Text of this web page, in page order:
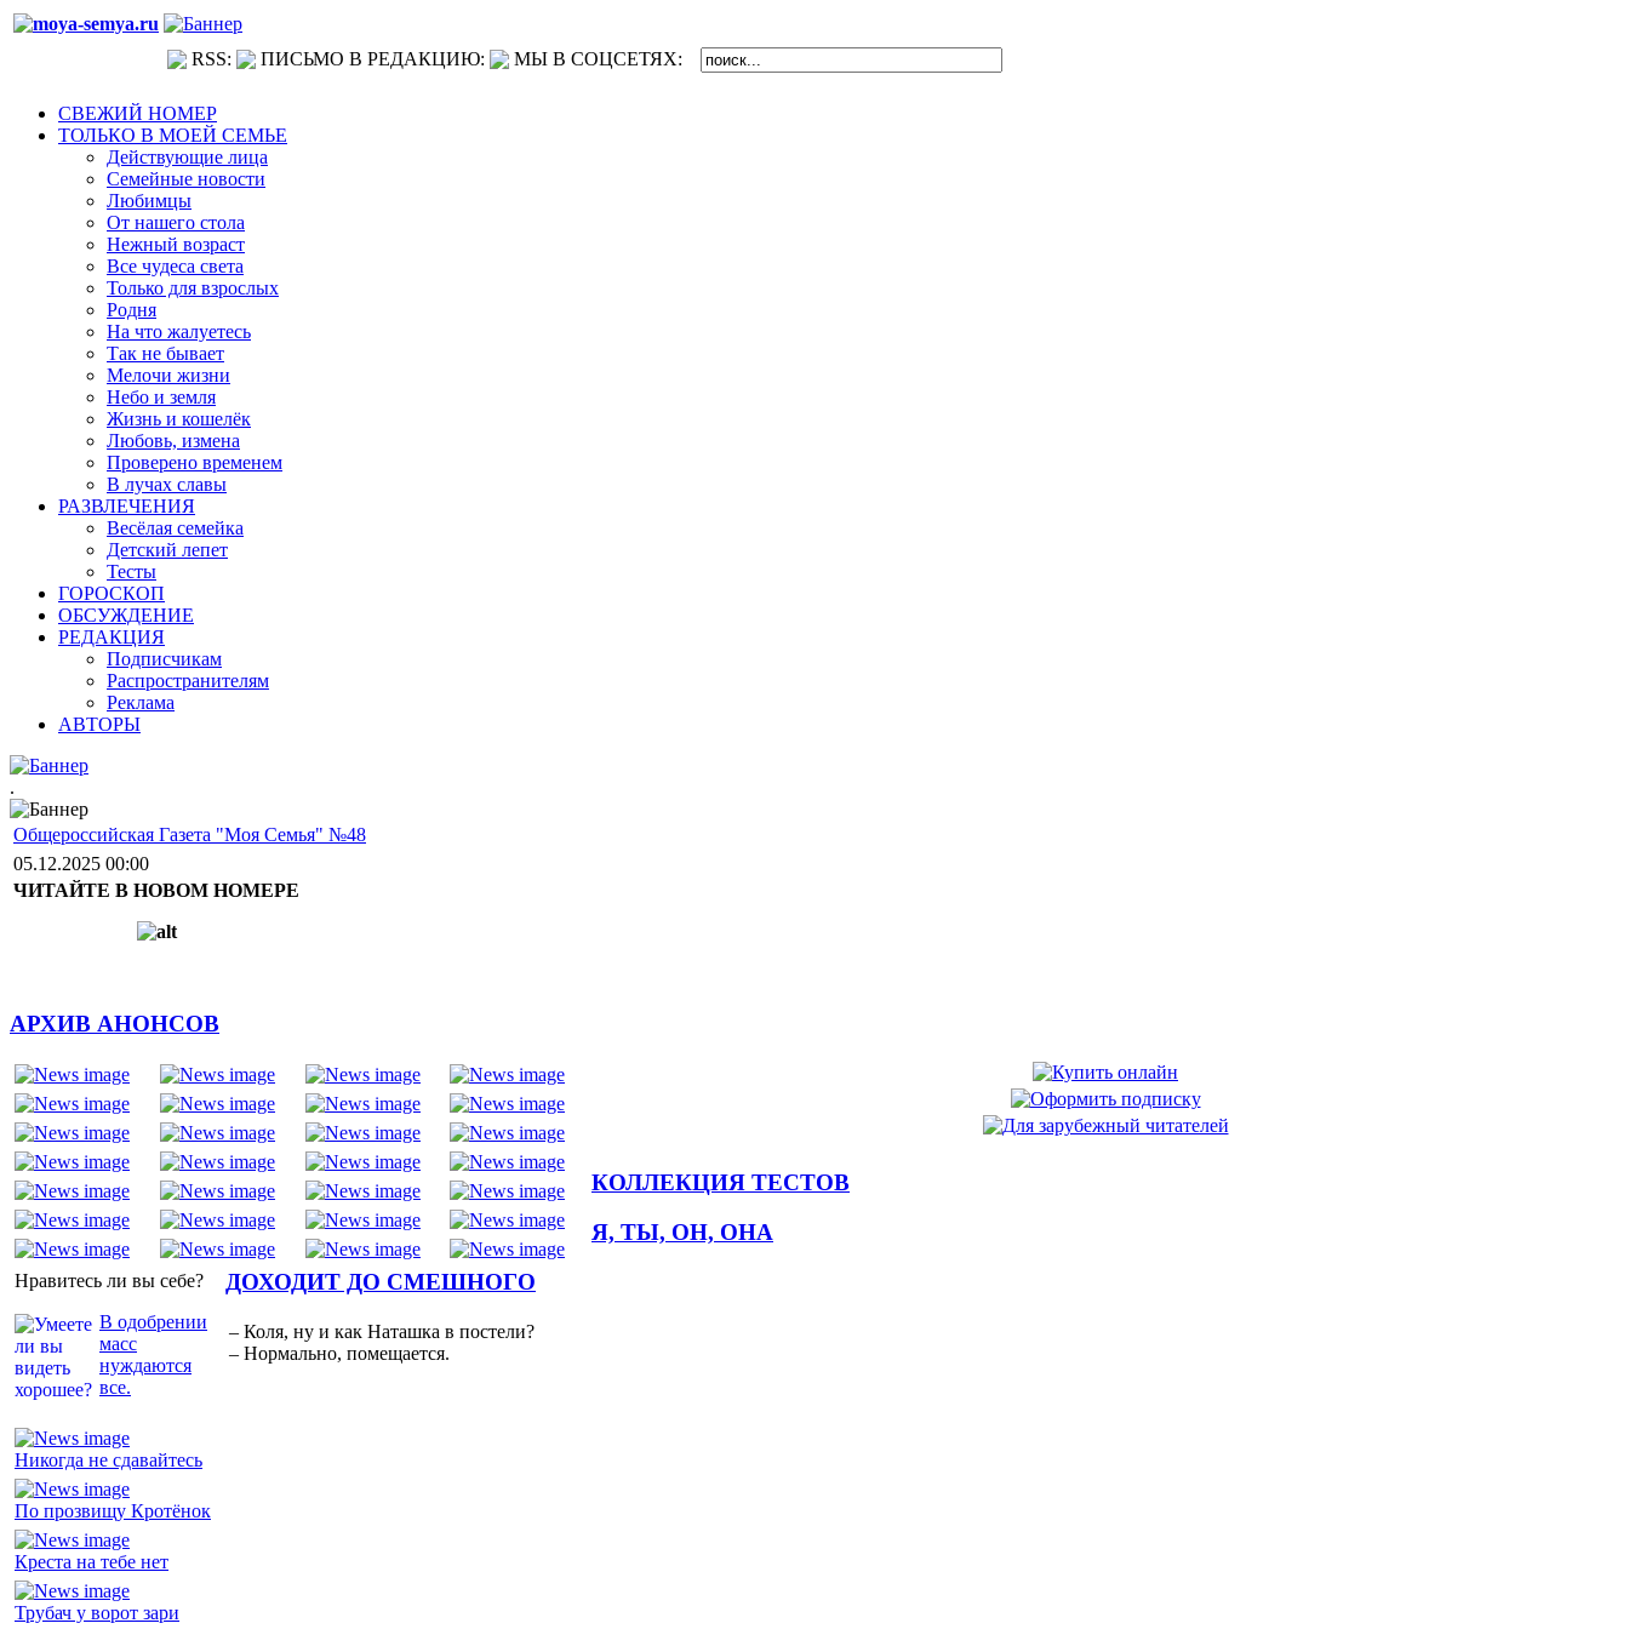
RSS: ПИСЬМО В РЕДАКЦИЮ: МЫ В СОЦСЕТЯХ:
СВЕЖИЙ НОМЕР
ТОЛЬКО В МОЕЙ СЕМЬЕ
Действующие лица
Семейные новости
Любимцы
От нашего стола
Нежный возраст
Все чудеса света
Только для взрослых
Родня
На что жалуетесь
Так не бывает
Мелочи жизни
Небо и земля
Жизнь и кошелёк
Любовь, измена
Проверено временем
В лучах славы
РАЗВЛЕЧЕНИЯ
Весёлая семейка
Детский лепет
Тесты
ГОРОСКОП
ОБСУЖДЕНИЕ
РЕДАКЦИЯ
Подписчикам
Распространителям
Реклама
АВТОРЫ
.
Общероссийская Газета "Моя Семья" №48
05.12.2025 00:00
ЧИТАЙТЕ В НОВОМ НОМЕРЕ
АРХИВ АНОНСОВ
КОЛЛЕКЦИЯ ТЕСТОВ
Нравитесь ли вы себе?
В одобрении
масс
нуждаются
все.
Я, ТЫ, ОН, ОНА
Никогда не сдавайтесь
По прозвищу Кротёнок
Креста на тебе нет
Трубач у ворот зари
ДОХОДИТ ДО СМЕШНОГО
– Коля, ну и как Наташка в постели?
– Нормально, помещается.